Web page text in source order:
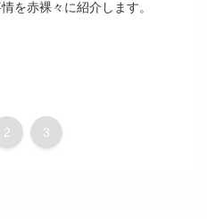
を赤裸々に紹介します。
2 3